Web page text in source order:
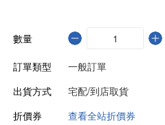
數量
訂單類型
一般訂單
出貨方式
宅配/到店取貨
折價券
查看全站折價券